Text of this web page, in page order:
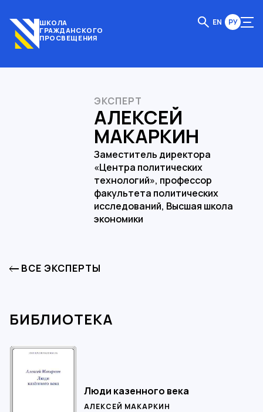
ШКОЛА
ГРАЖДАНСКОГО
ПРОСВЕЩЕНИЯ
EN РУ
ЭКСПЕРТ
АЛЕКСЕЙ
МАКАРКИН
Заместитель директора
«Центра политических
технологий», профессор
факультета политических
исследований, Высшая школа
экономики
ВСЕ ЭКСПЕРТЫ
БИБЛИОТЕКА
Люди казенного века
АЛЕКСЕЙ МАКАРКИН